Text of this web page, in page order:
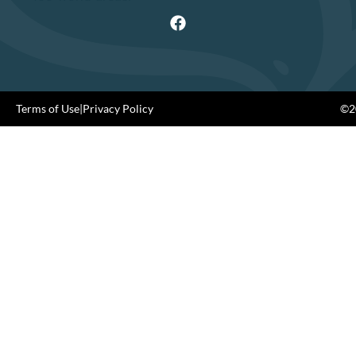
Terms of Use|Privacy Policy